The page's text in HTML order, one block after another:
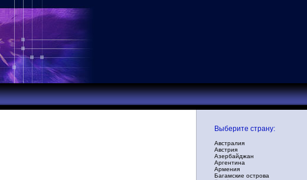
Выберите страну:
Австралия
Австрия
Азербайджан
Аргентина
Армения
Багамские острова